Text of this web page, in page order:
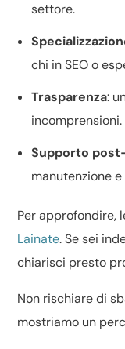
settore.
chi in SEO o
Trasparenza:
incomprensioni.
Supporto
manutenzione
Per approfondire,
Lainate. Se sei
chiarisci presto
Non rischiare di
mostriamo un